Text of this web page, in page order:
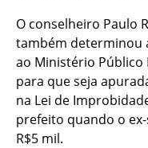
O conselheiro Paulo
também determinou
ao Ministério Público
para que seja
na Lei de
prefeito quando o
R$5 mil.